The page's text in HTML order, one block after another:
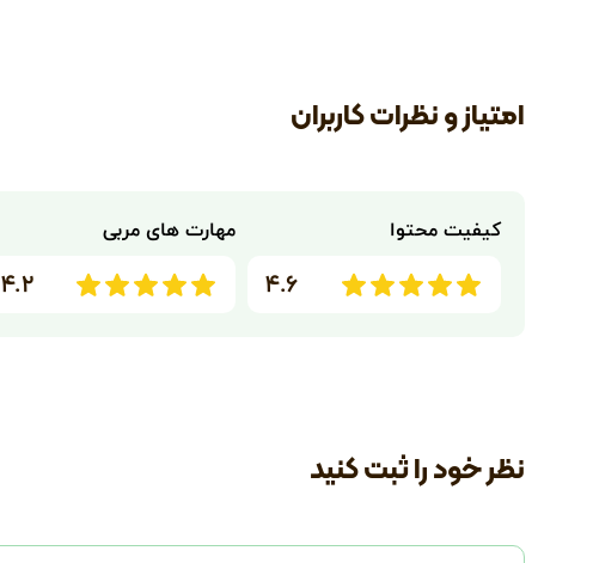
امتیاز و نظرات کاربران
کیفیت محتوا
۴.۶
مهارت های مربی
۴.۲
نظر خود را ثبت کنید